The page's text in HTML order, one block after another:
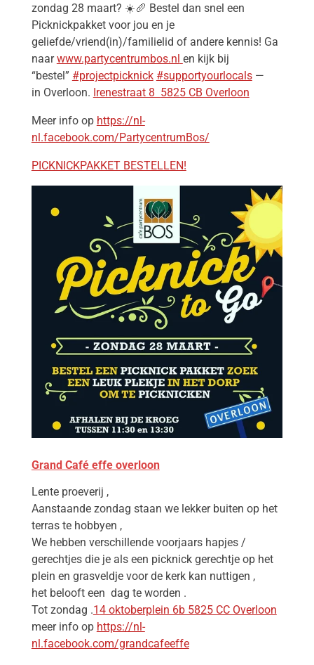
zondag 28 maart? ☀️🥖 Bestel dan snel een
Picknickpakket voor jou en je
geliefde/vriend(in)/familielid of andere kennis! Ga
naar www.partycentrumbos.nl en kijk bij
“bestel” #projectpicknick #supportyourlocals —
in Overloon. Irenestraat 8 5825 CB Overloon
Meer info op https://nl-
nl.facebook.com/PartycentrumBos/
PICKNICKPAKKET BESTELLEN!
Grand Café effe overloon
Lente proeverij ,
Aanstaande zondag staan we lekker buiten op het
terras te hobbyen ,
We hebben verschillende voorjaars hapjes /
gerechtjes die je als een picknick gerechtje op het
plein en grasveldje voor de kerk kan nuttigen ,
het belooft een dag te worden .
Tot zondag .14 oktoberplein 6b 5825 CC Overloon
meer info op https://nl-
nl.facebook.com/grandcafeeffe